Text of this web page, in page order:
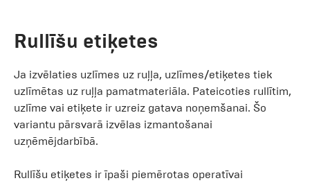
Rullīšu etiķetes
Ja izvēlaties uzlīmes uz ruļļa, uzlīmes/etiķetes tiek
uzlīmētas uz ruļļa pamatmateriāla. Pateicoties rullītim,
uzlīme vai etiķete ir uzreiz gatava noņemšanai. Šo
variantu pārsvarā izvēlas izmantošanai
uzņēmējdarbībā.
Rullīšu etiķetes ir īpaši piemērotas operatīvai